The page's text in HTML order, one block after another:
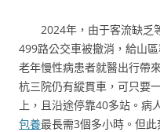
2024年，由于客流缺乏
499路公交車被撤消，給山
老年慢性病患者就醫出行帶
杭三院仍有縱貫車，可只要
上，且沿途停靠40多站。病
包養最長需3個多小時。但